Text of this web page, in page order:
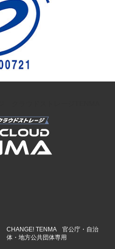
CHANGE! TENMA 官公庁・自治
体・地方公共団体専用